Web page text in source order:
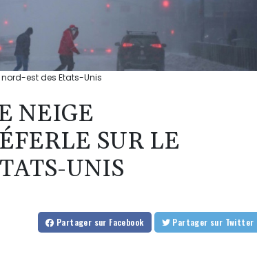
nord-est des Etats-Unis
NEIGE
SUR LE
UNIS
Partager sur Facebook Partager sur Twitter